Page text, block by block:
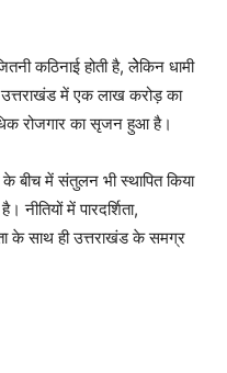
कठिनाई होती है, लेेकिन धामी
में एक लाख करोड़ का
रोजगार का सृजन हुआ है।
के बीच में संतुलन भी स्थापित किया
नीतियों में पारदर्शिता,
के साथ ही उत्तराखंड के समग्र